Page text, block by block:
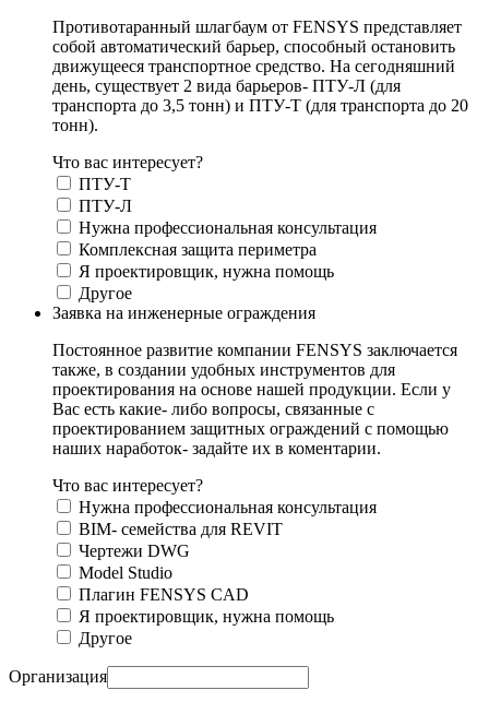
Противотаранный шлагбаум от FENSYS представляет
собой автоматический барьер, способный остановить
движущееся транспортное средство. На сегодняшний
день, существует 2 вида барьеров- ПТУ-Л (для
транспорта до 3,5 тонн) и ПТУ-Т (для транспорта до 20
тонн).
Что вас интересует?
ПТУ-Т
ПТУ-Л
Нужна профессиональная консультация
Комплексная защита периметра
Я проектировщик, нужна помощь
Другое
Заявка на инженерные ограждения
Постоянное развитие компании FENSYS заключается
также, в создании удобных инструментов для
проектирования на основе нашей продукции. Если у
Вас есть какие- либо вопросы, связанные с
проектированием защитных ограждений с помощью
наших наработок- задайте их в коментарии.
Что вас интересует?
Нужна профессиональная консультация
BIM- семейства для REVIT
Чертежи DWG
Моdel Studio
Плагин FENSYS CAD
Я проектировщик, нужна помощь
Другое
Организация